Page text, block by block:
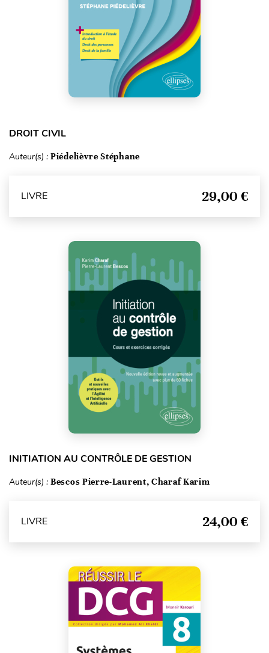
DROIT CIVIL
Auteur(s) : Piédelièvre Stéphane
LIVRE 29,00 €
INITIATION AU CONTRÔLE DE GESTION
Auteur(s) : Bescos Pierre-Laurent, Charaf Karim
LIVRE 24,00 €